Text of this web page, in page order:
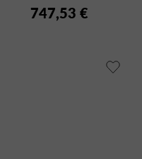
747,53 €